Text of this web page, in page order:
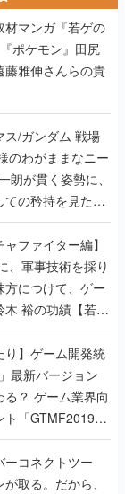
材マンガ『若ゲの
ポケモン』田尻
藤雅伸さんらの貴
ガンダム 戦場
のわがままなニー
が貫く姿勢に、
の矜持を見た
ファイター編】
、軍事技術を採り
方につけて、ゲー
木 裕の功績【若ゲ
り】ゲーム開発統
最新バージョン
？ ゲーム業界向
ト「GTMF2019」
めよう【PR】
ーコネクトツー
取る。だから、